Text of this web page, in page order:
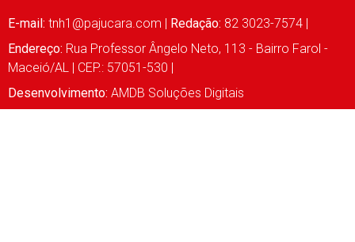
E-mail: tnh1@pajucara.com | Redação: 82 3023-7574 |
Endereço: Rua Professor Ângelo Neto, 113 - Bairro Farol -
Maceió/AL | CEP.: 57051-530 |
Desenvolvimento: AMDB Soluções Digitais